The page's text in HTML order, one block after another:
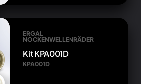
ERGAL
NOCKENWELLENRÄDER
Kit KPA001D
KPA001D